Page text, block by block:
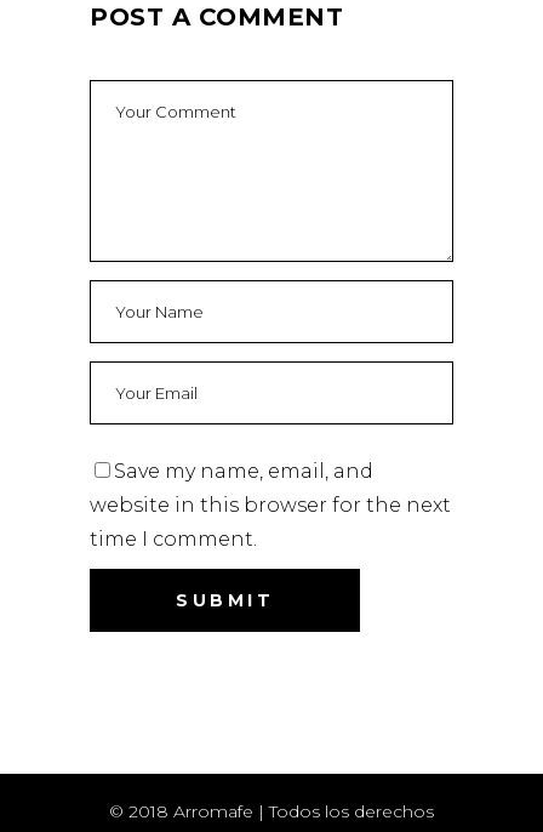
POST A COMMENT
Save my name, email, and
website in this browser for the next
time I comment.
© 2018 Arromafe | Todos los derechos